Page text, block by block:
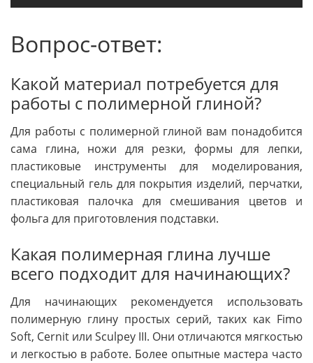
Вопрос-ответ:
Какой материал потребуется для
работы с полимерной глиной?
Для работы с полимерной глиной вам понадобится
сама глина, ножи для резки, формы для лепки,
пластиковые инструменты для моделирования,
специальный гель для покрытия изделий, перчатки,
пластиковая палочка для смешивания цветов и
фольга для приготовления подставки.
Какая полимерная глина лучше
всего подходит для начинающих?
Для начинающих рекомендуется использовать
полимерную глину простых серий, таких как Fimo
Soft, Cernit или Sculpey III. Они отличаются мягкостью
и легкостью в работе. Более опытные мастера часто